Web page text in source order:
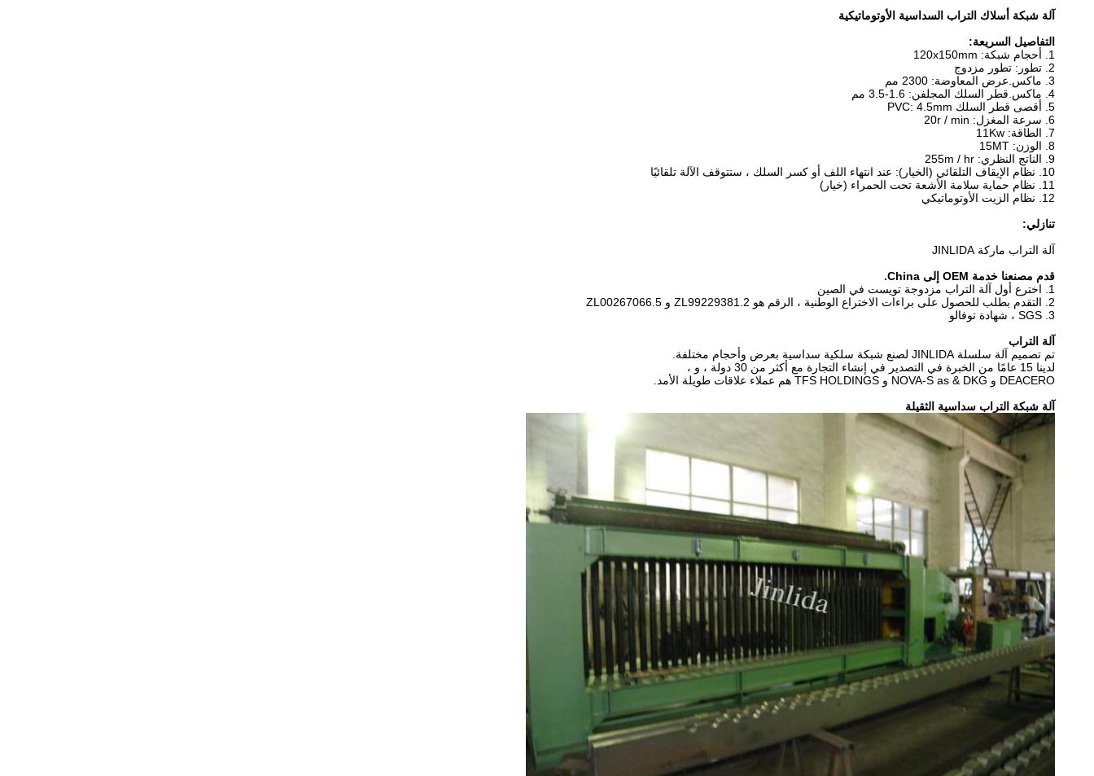
آلة شبكة أسلاك التراب السداسية الأوتوماتيكية
التفاصيل السريعة:
1. أحجام شبكة: 120x150mm
2. تطور: تطور مزدوج
3. ماكس.عرض المعاوضة: 2300 مم
4. ماكس.قطر السلك المجلفن: 1.6-3.5 مم
5. أقصى قطر السلك PVC: 4.5mm
6. سرعة المغزل: 20r / min
7. الطاقة: 11Kw
8. الوزن: 15MT
9. الناتج النظري: 255m / hr
10. نظام الإيقاف التلقائي (الخيار): عند انتهاء اللف أو كسر السلك ، ستتوقف الآلة تلقائيًا
11. نظام حماية سلامة الأشعة تحت الحمراء (خيار)
12. نظام الزيت الأوتوماتيكي
تنازلي:
آلة التراب ماركة JINLIDA
قدم مصنعنا خدمة OEM إلى China.
1. اخترع أول آلة التراب مزدوجة تويست في الصين
2. التقدم بطلب للحصول على براءات الاختراع الوطنية ، الرقم هو ZL99229381.2 و ZL00267066.5
3. SGS ، شهادة توفالو
آلة التراب
تم تصميم آلة سلسلة JINLIDA لصنع شبكة سلكية سداسية بعرض وأحجام مختلفة.
لدينا 15 عامًا من الخبرة في التصدير في إنشاء التجارة مع أكثر من 30 دولة ، و ،
DEACERO و NOVA-S as & DKG و TFS HOLDINGS هم عملاء علاقات طويلة الأمد.
آلة شبكة التراب سداسية الثقيلة